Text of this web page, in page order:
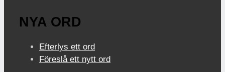
NYA ORD
Efterlys ett ord
Föreslå ett nytt ord